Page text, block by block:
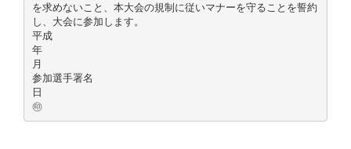
を求めないこと、本大会の規制に従いマナーを守ることを誓約
し、大会に参加します。
平成
年
月
参加選手署名
日
㊞